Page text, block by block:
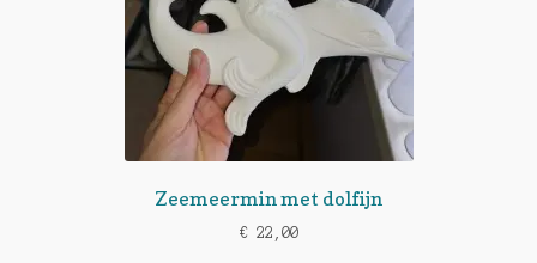
Zeemeermin met dolfijn
€ 22,00